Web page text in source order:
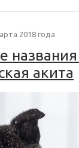
2018 года
названия
акита